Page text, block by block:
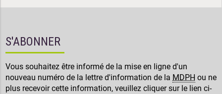
S'ABONNER
Vous souhaitez être informé de la mise en ligne d'un
nouveau numéro de la lettre d'information de la MDPH ou ne
plus recevoir cette information, veuillez cliquer sur le lien ci-